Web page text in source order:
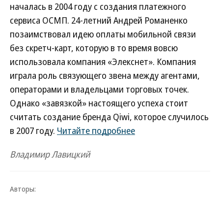
началась в 2004 году с создания платежного
сервиса ОСМП. 24-летний Андрей Романенко
позаимствовал идею оплаты мобильной связи
без скретч-карт, которую в то время вовсю
использовала компания «Элекснет». Компания
играла роль связующего звена между агентами,
операторами и владельцами торговых точек.
Однако «завязкой» настоящего успеха стоит
считать создание бренда Qiwi, которое случилось
в 2007 году. Читайте подробнее
Владимир Лавицкий
Авторы: